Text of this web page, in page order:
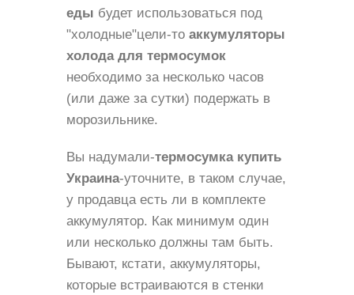
еды будет использоваться под
"холодные"цели-то аккумуляторы
холода для термосумок
необходимо за несколько часов
(или даже за сутки) подержать в
морозильнике.
Вы надумали-термосумка купить
Украина-уточните, в таком случае,
у продавца есть ли в комплекте
аккумулятор. Как минимум один
или несколько должны там быть.
Бывают, кстати, аккумуляторы,
которые встраиваются в стенки